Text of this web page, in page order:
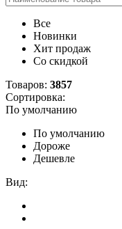
Все
Новинки
Хит продаж
Со скидкой
Товаров: 3857
Сортировка:
По умолчанию
По умолчанию
Дороже
Дешевле
Вид: